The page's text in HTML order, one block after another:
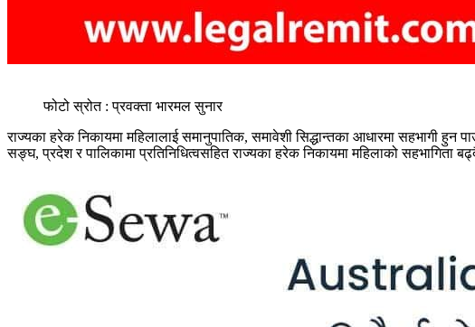
फोटो स्रोत : प्रवक्ता भारमल सुनार
राज्यका हरेक निकायमा महिलालाई समानुपातिक, समावेशी सिद्धान्तका आधारमा सहभागी हुन
सङ्घ, प्रदेश र पालिकामा प्रतिनिधित्वसहित राज्यका हरेक निकायमा महिलाको